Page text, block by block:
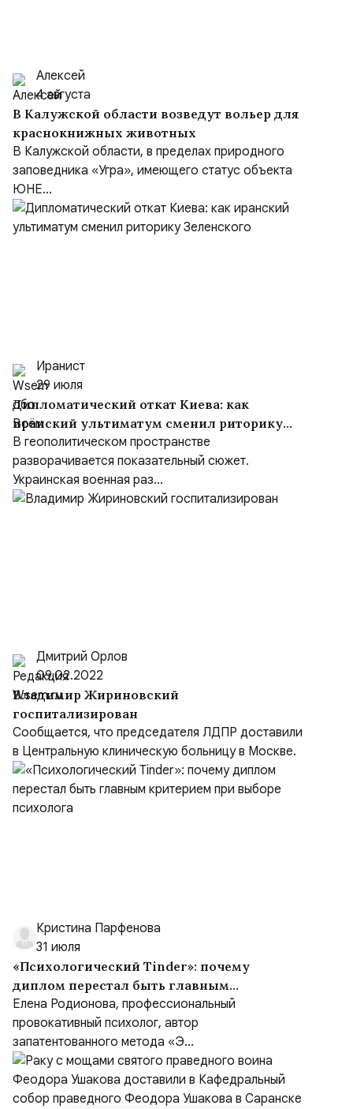
Алексей
4 августа
В Калужской области возведут вольер для
краснокнижных животных
В Калужской области, в пределах природного
заповедника «Угра», имеющего статус объекта
ЮНЕ...
Иранист
29 июля
Дипломатический откат Киева: как
иранский ультиматум сменил риторику
Зеленского
В геополитическом пространстве
разворачивается показательный сюжет.
Украинская военная раз...
Дмитрий Орлов
09.02.2022
Владимир Жириновский
госпитализирован
Сообщается, что председателя ЛДПР доставили
в Центральную клиническую больницу в Москве.
Кристина Парфенова
31 июля
«Психологический Tinder»: почему
диплом перестал быть главным
критерием при выборе психолога
Елена Родионова, профессиональный
провокативный психолог, автор
запатентованного метода «Э...